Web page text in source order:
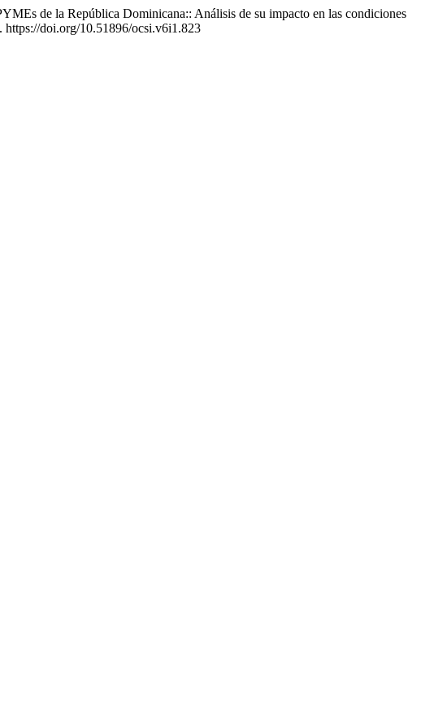
de la República Dominicana:: Análisis de su impacto en las condiciones
https://doi.org/10.51896/ocsi.v6i1.823